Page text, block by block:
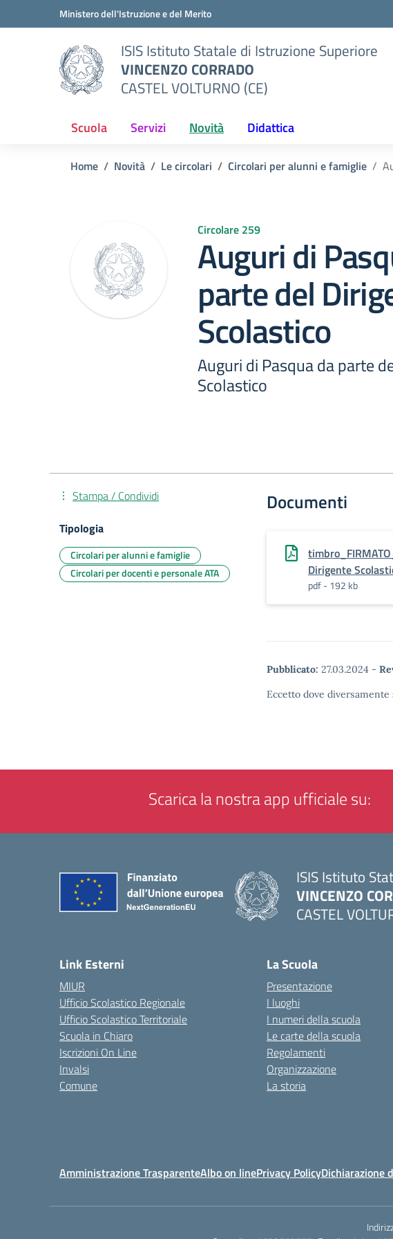
Vai ai contenuti
Vai al menu di navigazioneMinistero dell'Istruzione e del Merito
ISIS Istituto Statale di Istruzione Superiore
VINCENZO CORRADO
CASTEL VOLTURNO (CE)
Scuola Servizi Novità Didattica
Home Novità Le circolari Circolari per alunni e famiglie
Circolare 259
Auguri di
parte del
Scolastico
Auguri di Pasqua da parte
Scolastico
Documenti
Dirigente
pdf - 192 kb
Pubblicato: 27.03.2024 -
Eccetto dove
Stampa / Condividi
Tipologia
Circolari per alunni e famiglie
Circolari per docenti e personale ATA
Scarica la nostra app ufficiale su:
ISIS Istituto
VINCENZO
CASTEL
Link Esterni
MIUR
Ufficio Scolastico Regionale
Ufficio Scolastico Territoriale
Scuola in Chiaro
Iscrizioni On Line
Invalsi
Comune
La Scuola
Presentazione
I luoghi
I numeri della scuola
Le carte della scuola
Regolamenti
Organizzazione
La storia
Amministrazione TrasparenteAlbo on linePrivacy PolicyDichiarazione